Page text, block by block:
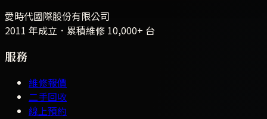
愛時代國際股份有限公司
2011 年成立．累積維修 10,000+ 台
服務
維修報價
二手回收
線上預約